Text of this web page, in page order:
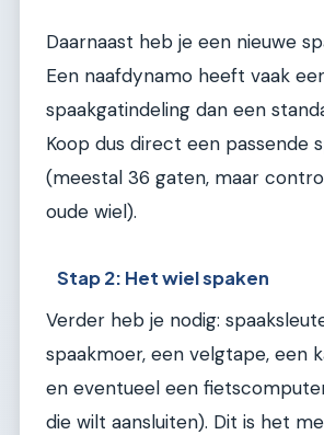
Daarnaast heb je een nieuwe
Een naafdynamo heeft vaak
spaakgatindeling dan een
Koop dus direct een passende
(meestal 36 gaten, maar
oude wiel).
Stap 2: Het wiel spaken
Verder heb je nodig:
spaakmoer, een velgtape, een
en eventueel een
die wilt aansluiten). Dit is het